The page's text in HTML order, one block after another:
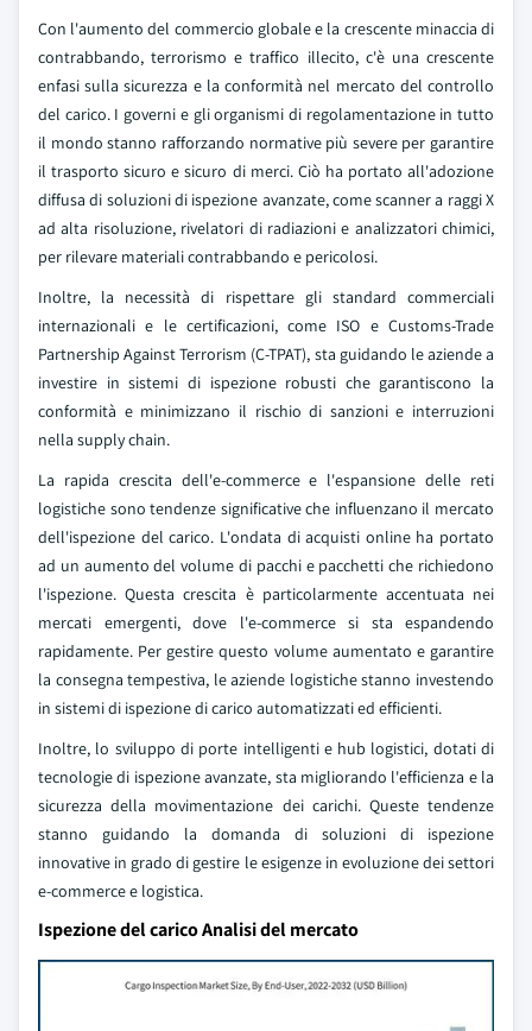
Con l'aumento del commercio globale e la crescente minaccia di
contrabbando, terrorismo e traffico illecito, c'è una crescente
enfasi sulla sicurezza e la conformità nel mercato del controllo
del carico. I governi e gli organismi di regolamentazione in tutto
il mondo stanno rafforzando normative più severe per garantire
il trasporto sicuro e sicuro di merci. Ciò ha portato all'adozione
diffusa di soluzioni di ispezione avanzate, come scanner a raggi X
ad alta risoluzione, rivelatori di radiazioni e analizzatori chimici,
per rilevare materiali contrabbando e pericolosi.
Inoltre, la necessità di rispettare gli standard commerciali
internazionali e le certificazioni, come ISO e Customs-Trade
Partnership Against Terrorism (C-TPAT), sta guidando le aziende a
investire in sistemi di ispezione robusti che garantiscono la
conformità e minimizzano il rischio di sanzioni e interruzioni
nella supply chain.
La rapida crescita dell'e-commerce e l'espansione delle reti
logistiche sono tendenze significative che influenzano il mercato
dell'ispezione del carico. L'ondata di acquisti online ha portato
ad un aumento del volume di pacchi e pacchetti che richiedono
l'ispezione. Questa crescita è particolarmente accentuata nei
mercati emergenti, dove l'e-commerce si sta espandendo
rapidamente. Per gestire questo volume aumentato e garantire
la consegna tempestiva, le aziende logistiche stanno investendo
in sistemi di ispezione di carico automatizzati ed efficienti.
Inoltre, lo sviluppo di porte intelligenti e hub logistici, dotati di
tecnologie di ispezione avanzate, sta migliorando l'efficienza e la
sicurezza della movimentazione dei carichi. Queste tendenze
stanno guidando la domanda di soluzioni di ispezione
innovative in grado di gestire le esigenze in evoluzione dei settori
e-commerce e logistica.
Ispezione del carico Analisi del mercato